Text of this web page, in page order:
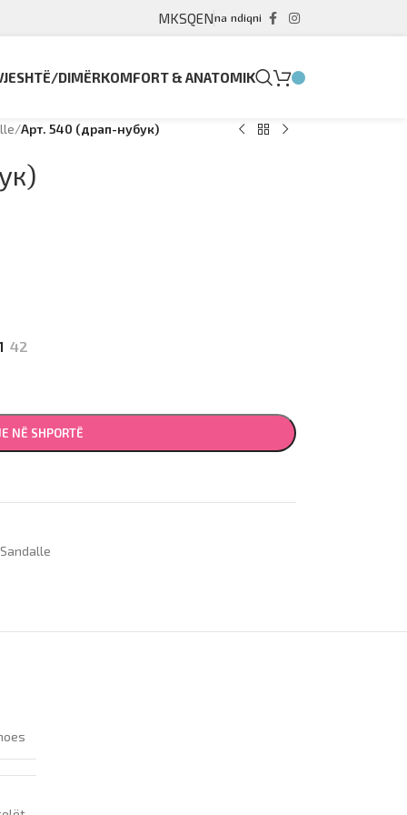
MKSQENna ndiqni
DIMËRKOMFORT & ANATOMIK
/Арт. 540 (драп-нубук)
42
NË SHPORTË